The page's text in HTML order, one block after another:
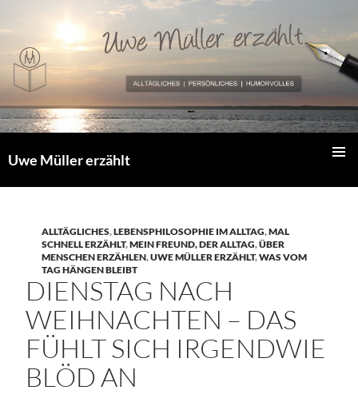
Inhalt
springen
Uwe Müller erzählt
MENÜ
ALLTÄGLICHES,LEBENSPHILOSOPHIE IM ALLTAG,MAL
SCHNELL ERZÄHLT,MEIN FREUND, DER ALLTAG,ÜBER
MENSCHEN ERZÄHLEN,UWE MÜLLER ERZÄHLT,WAS VOM
TAG HÄNGEN BLEIBT
DIENSTAG NACH
WEIHNACHTEN – DAS
FÜHLT SICH IRGENDWIE
BLÖD AN